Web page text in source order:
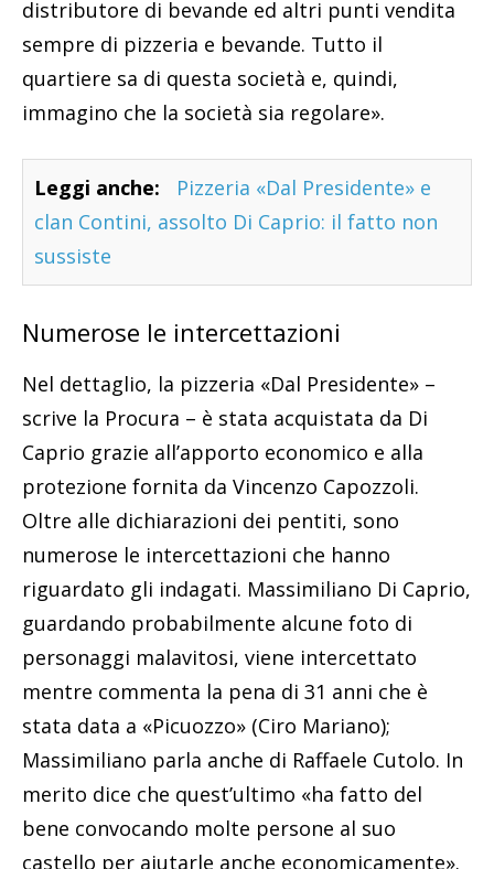
distributore di bevande ed altri punti vendita
sempre di pizzeria e bevande. Tutto il
quartiere sa di questa società e, quindi,
immagino che la società sia regolare».
Leggi anche:
Pizzeria «Dal Presidente» e
clan Contini, assolto Di Caprio: il fatto non
sussiste
Numerose le intercettazioni
Nel dettaglio, la pizzeria «Dal Presidente» –
scrive la Procura – è stata acquistata da Di
Caprio grazie all’apporto economico e alla
protezione fornita da Vincenzo Capozzoli.
Oltre alle dichiarazioni dei pentiti, sono
numerose le intercettazioni che hanno
riguardato gli indagati. Massimiliano Di Caprio,
guardando probabilmente alcune foto di
personaggi malavitosi, viene intercettato
mentre commenta la pena di 31 anni che è
stata data a «Picuozzo» (Ciro Mariano);
Massimiliano parla anche di Raffaele Cutolo. In
merito dice che quest’ultimo «ha fatto del
bene convocando molte persone al suo
castello per aiutarle anche economicamente».